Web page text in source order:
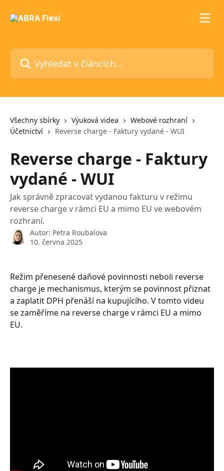
Vyhledat v článcích…
Všechny sbírky Výuková videa
Webové rozhraní
Účetnictví
Reverse charge - Faktury vydané - WUI
Reverse charge - Faktury
vydané - WUI
Jak správně zpracovat vydanou fakturu v režimu
reverse charge v rámci EU a mimo EU ve webovém
rozhraní.
Autor: Petra Roubalova
10. června 2025
Režim přenesené daňové povinnosti neboli reverse
charge je mechanismus, kterým se povinnost přiznat
a zaplatit DPH přenáší na kupujícího. V tomto videu
se zaměříme na reverse charge v rámci EU a mimo
EU.